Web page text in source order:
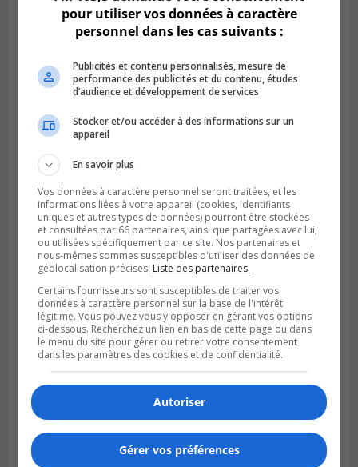
GREENFIELD PARK
Publié le 6 août 2026 à 13h45
fortes
pluies
SAINT-HUBERT
Publié le 6 août 2026 à 09h39
Longueuil injecte 1,5 M$ pour moderniser
deux stations de pompage
pour utiliser vos données à caractère
personnel dans les cas suivants :
Publicités et contenu personnalisés, mesure de
performance des publicités et du contenu, études
d’audience et développement de services
Stocker et/ou accéder à des informations sur un
appareil
En savoir plus
Vos données à caractère personnel seront traitées, et les
informations liées à votre appareil (cookies, identifiants
uniques et autres types de données) pourront être stockées
et consultées par 66 partenaires, ainsi que partagées avec lui,
ou utilisées spécifiquement par ce site. Nos partenaires et
nous-mêmes sommes susceptibles d'utiliser des données de
géolocalisation précises. Liste des partenaires.
Certains fournisseurs sont susceptibles de traiter vos
données à caractère personnel sur la base de l'intérêt
légitime. Vous pouvez vous y opposer en gérant vos options
ci-dessous. Recherchez un lien en bas de cette page ou dans
le menu du site pour gérer ou retirer votre consentement
dans les paramètres des cookies et de confidentialité.
Autoriser
Gérer vos préférences